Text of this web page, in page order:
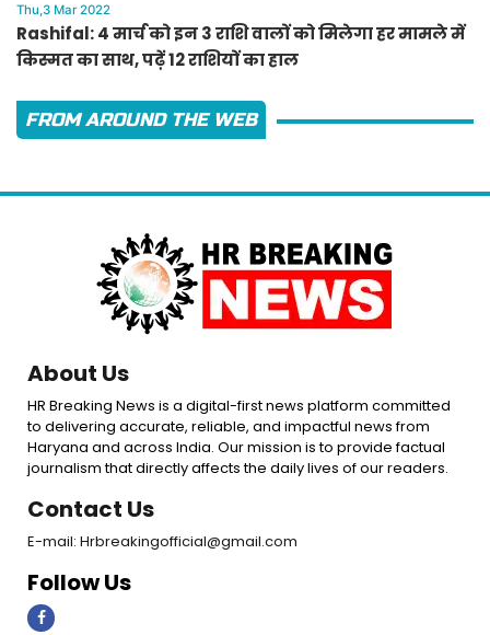
Thu,3 Mar 2022
Rashifal: 4 मार्च को इन 3 राशि वालों को मिलेगा हर मामले में
किस्मत का साथ, पढ़ें 12 राशियों का हाल
FROM AROUND THE WEB
About Us
HR Breaking News is a digital-first news platform committed
to delivering accurate, reliable, and impactful news from
Haryana and across India. Our mission is to provide factual
journalism that directly affects the daily lives of our readers.
Contact Us
E-mail: Hrbreakingofficial@gmail.com
Follow Us